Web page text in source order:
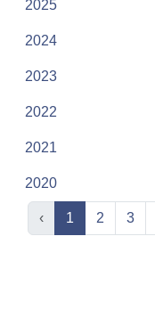
2025
2024
2023
2022
2021
2020
‹ 1 2 3